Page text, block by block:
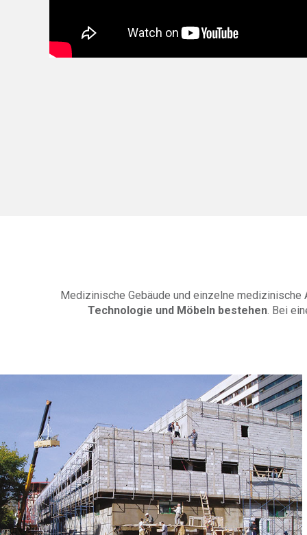
Medizinische Gebäude und einzelne
Technologie und Möbeln bestehen. Bei